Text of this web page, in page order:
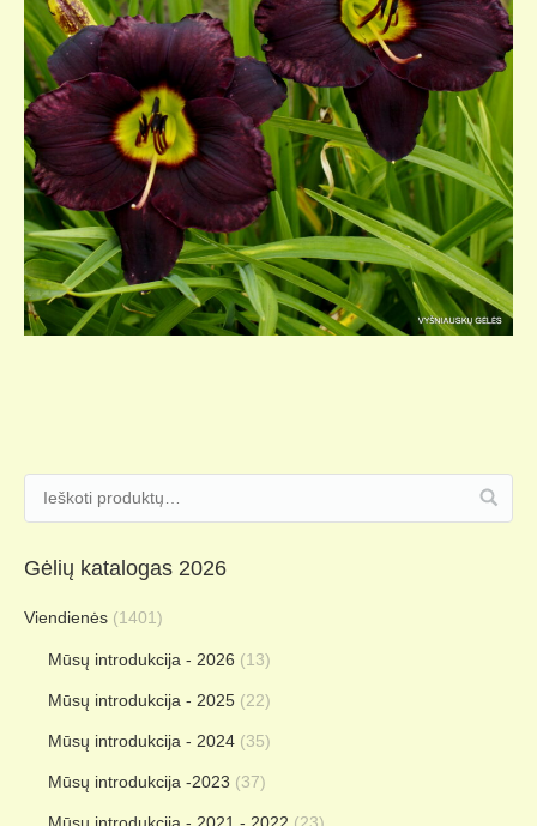
Gėlių katalogas 2026
Viendienės (1401)
Mūsų introdukcija - 2026 (13)
Mūsų introdukcija - 2025 (22)
Mūsų introdukcija - 2024 (35)
Mūsų introdukcija -2023 (37)